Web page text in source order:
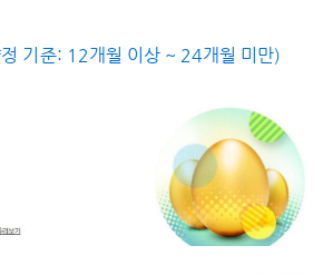
기준: 12개월 이상 ~ 24개월 미만)